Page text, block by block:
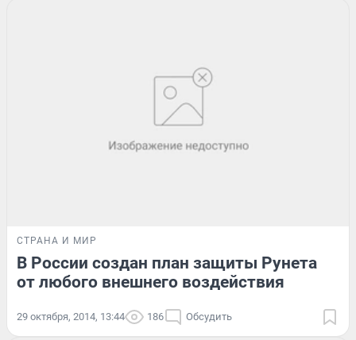
СТРАНА И МИР
В России создан план защиты Рунета
от любого внешнего воздействия
29 октября, 2014, 13:44 186 Обсудить